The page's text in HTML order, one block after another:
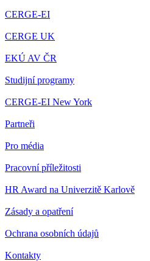
CERGE-EI
CERGE UK
EKÚ AV ČR
Studijní programy
CERGE-EI New York
Partneři
Pro média
Pracovní příležitosti
HR Award na Univerzitě Karlově
Zásady a opatření
Ochrana osobních údajů
Kontakty